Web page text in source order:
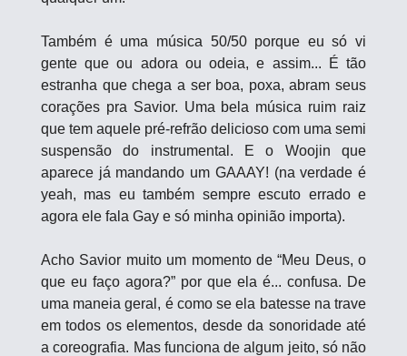
Também é uma música 50/50 porque eu só vi
gente que ou adora ou odeia, e assim... É tão
estranha que chega a ser boa, poxa, abram seus
corações pra Savior. Uma bela música ruim raiz
que tem aquele pré-refrão delicioso com uma semi
suspensão do instrumental. E o Woojin que
aparece já mandando um GAAAY! (na verdade é
yeah, mas eu também sempre escuto errado e
agora ele fala Gay e só minha opinião importa).
Acho Savior muito um momento de “Meu Deus, o
que eu faço agora?” por que ela é... confusa. De
uma maneia geral, é como se ela batesse na trave
em todos os elementos, desde da sonoridade até
a coreografia. Mas funciona de algum jeito, só não